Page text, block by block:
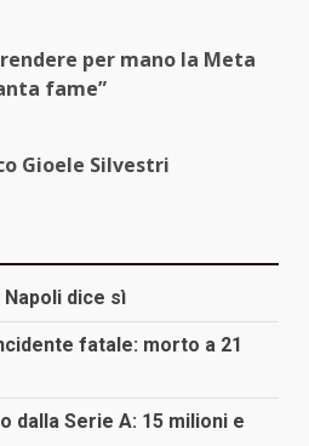
per mano la Meta
fame”
Gioele Silvestri
dice sì
fatale: morto a 21
dalla Serie A: 15 milioni e